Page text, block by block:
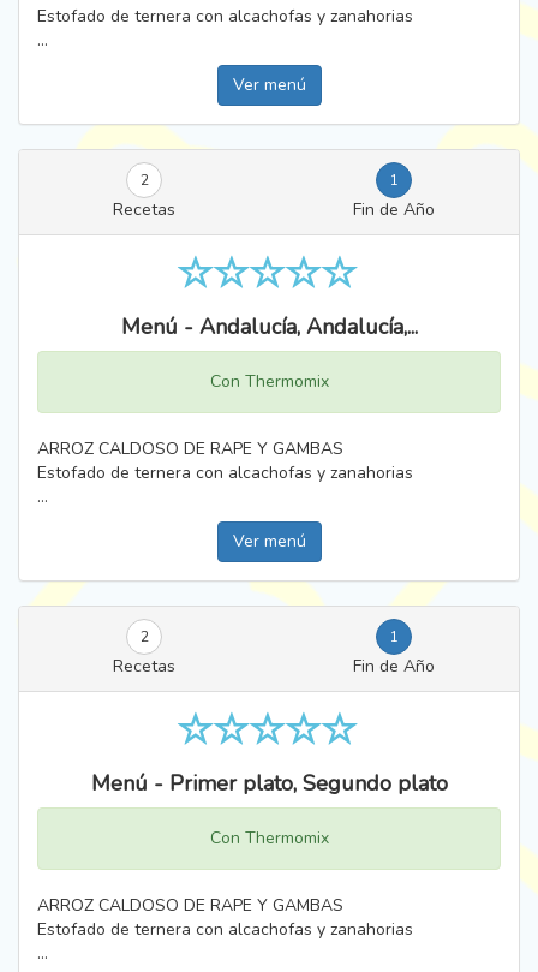
Estofado de ternera con alcachofas y zanahorias
...
Ver menú
2 1
Recetas Fin de Año
Menú - Andalucía, Andalucía,...
Con Thermomix
ARROZ CALDOSO DE RAPE Y GAMBAS
Estofado de ternera con alcachofas y zanahorias
...
Ver menú
2 1
Recetas Fin de Año
Menú - Primer plato, Segundo plato
Con Thermomix
ARROZ CALDOSO DE RAPE Y GAMBAS
Estofado de ternera con alcachofas y zanahorias
...